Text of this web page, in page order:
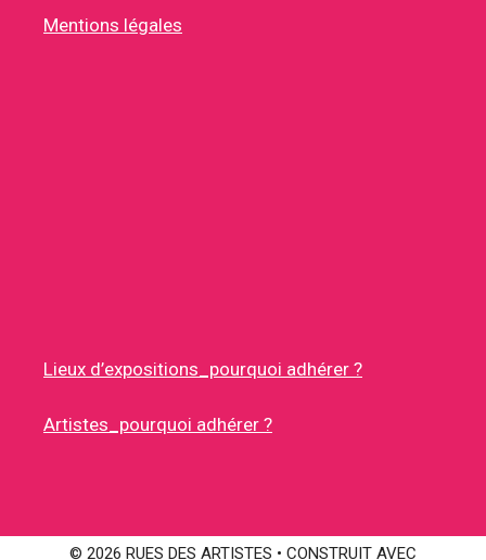
Mentions légales
Lieux d’expositions_pourquoi adhérer ?
Artistes_pourquoi adhérer ?
© 2026 RUES DES ARTISTES • CONSTRUIT AVEC